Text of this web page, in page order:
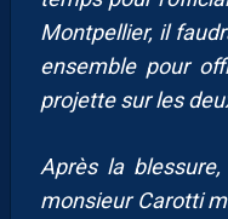
Montpellier, il
ensemble pour
projette sur les
Après la
monsieur Carotti